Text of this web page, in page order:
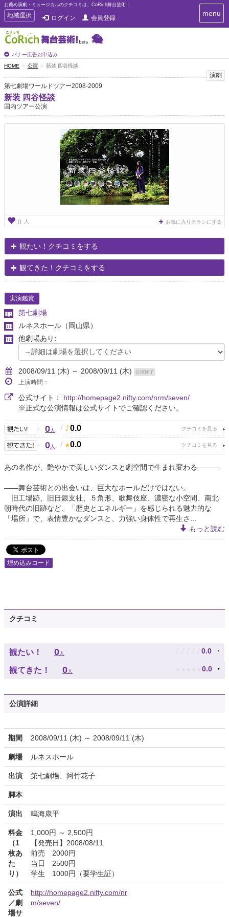
お薦め演劇・ミュージカルのクチコミは、CoRich舞台芸術！
T
o
g
g
e
n
a
v
i
g
a
地域選択 ログイン 会員登録
バナー広告お申込み
T
o
g
a
menu
HOME 公演 新装 四谷怪談
演劇
第七劇場ワールドツアー2008-2009
新装 四谷怪談
国内ツアー公演
0 人 お気に入りチラシにする
観たい！クチコミをする
観てきた！クチコミをする
実演鑑賞
第七劇場
ルネスホール （岡山県）
他劇場あり:
2008/09/11 (木) ～ 2008/09/11 (木) 公演終了
上演時間：
公式サイト： http://homepage2.nifty.com/nrm/seven/
※正式な公演情報は公式サイトでご確認ください。
0人 / 0.0
0人 / 0.0
あの名作が、艶やかで美しいダンスと劇空間で生まれ変わる―――
――舞台芸術との出会いは、巨大なホールだけではない。
旧工場跡、旧日銀支社、５角形、歌舞伎座、濃密な小空間、南北
朝時代の旧跡など、「歴史とエネルギー」を感じられる魅力的な
「場所」で、表情豊かなダンスと、力強い身体性で再生さ...
もっと読む
埋め込みコード
クチコミ
観たい！ 0人 ♪ ♪ ♪ ♪ ♪ 0.0
観てきた！ 0人 ★ ★ ★ ★ ★ 0.0
公演詳細
期間 2008/09/11 (木) ～ 2008/09/11 (木)
劇場 ルネスホール
出演 第七劇場、阿竹花子
脚本
演出 鳴海康平
料金
（1
枚あ
た
り）
1,000円 ～ 2,500円
【発売日】2008/08/11
前売 2000円
当日 2500円
学生 1000円（要学生証）
公式
／劇
場サ
http://homepage2.nifty.com/nr
m/seven/